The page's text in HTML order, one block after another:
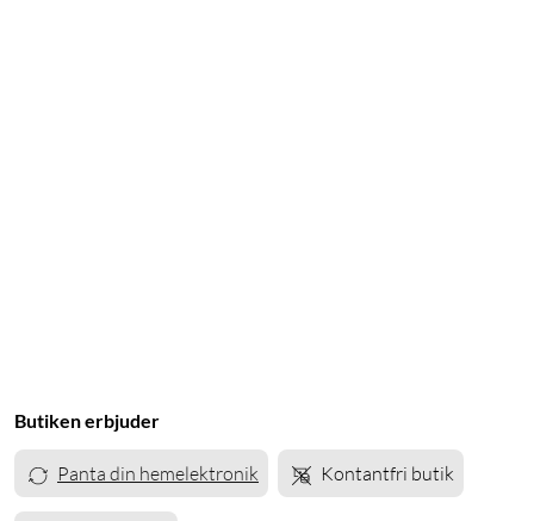
Butiken erbjuder
Panta din hemelektronik Kontantfri butik